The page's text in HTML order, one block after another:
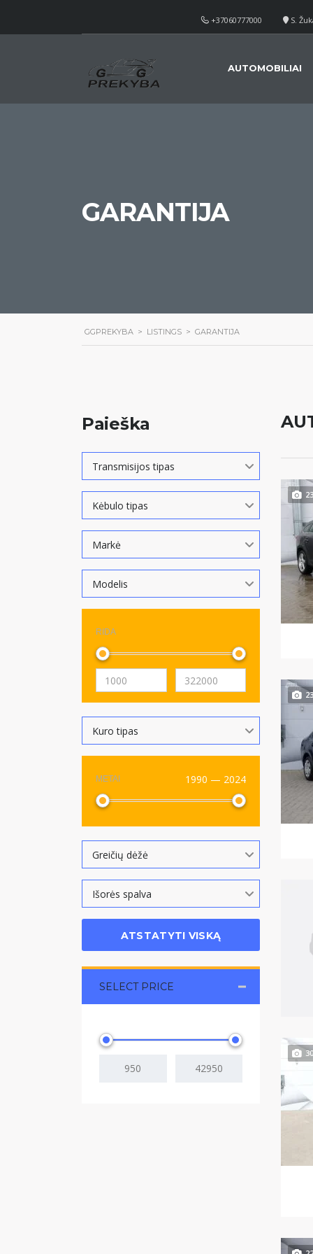
S.
+37060777000
AUTOMOBILIAI
GARANTIJA
GGPREKYBA > LISTINGS > GARANTIJA
Paieška
Transmisijos tipas
Kėbulo tipas
Markė
Modelis
RIDA
Kuro tipas
METAI 1990 — 2024
Greičių dėžė
Išorės spalva
ATSTATYTI VISKĄ
SELECT PRICE
23
23
30